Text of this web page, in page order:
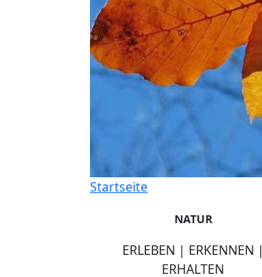
Startseite
NATUR
ERLEBEN | ERKENNEN |
ERHALTEN